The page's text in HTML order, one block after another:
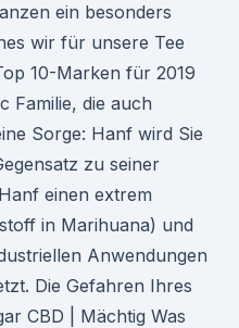
ein besonders
wir für unsere Tee
10-Marken für 2019
Familie, die auch
Sorge: Hanf wird Sie
zu seiner
einen extrem
in Marihuana) und
Anwendungen
Die Gefahren Ihres
CBD | Mächtig Was